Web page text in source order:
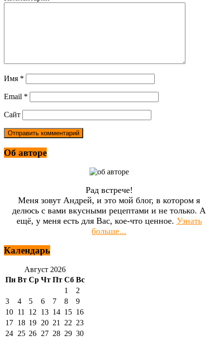
Имя *
Email *
Сайт
Об авторе
Рад встрече!
Меня зовут Андрей, и это мой блог, в котором я
делюсь с вами вкусными рецептами и не только. А
ещё, у меня есть для Вас, кое-что ценное. Узнать
больше...
Календарь
Август 2026
Пн Вт Ср Чт Пт Сб Вс
1
2
3
4 5 6 7 8
9
10 11 12 13 14 15 16
17 18 19 20 21 22 23
24 25 26 27 28 29 30